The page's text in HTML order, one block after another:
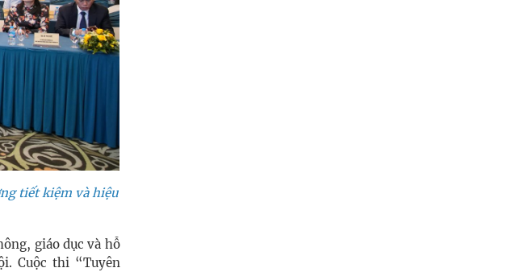
tiết kiệm và hiệu
giáo dục và hỗ
Cuộc thi “Tuyên